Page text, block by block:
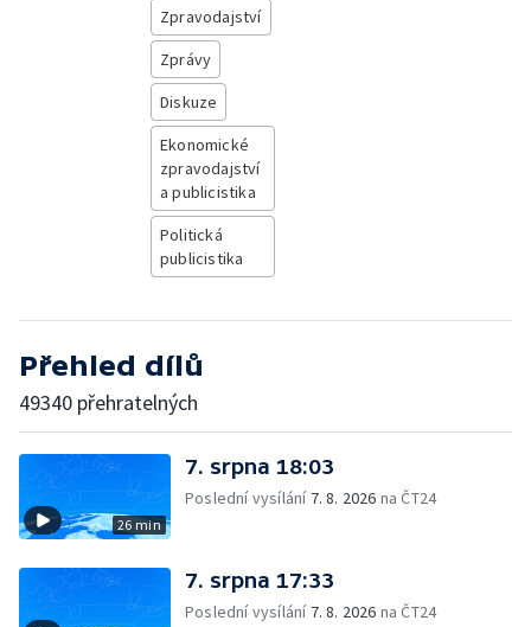
Zpravodajství
Zprávy
Diskuze
Ekonomické
zpravodajství
a publicistika
Politická
publicistika
Přehled dílů
49340 přehratelných
26 min
7. srpna 18:03
Poslední vysílání 7. 8. 2026 na ČT24
7. srpna 17:33
Poslední vysílání 7. 8. 2026 na ČT24